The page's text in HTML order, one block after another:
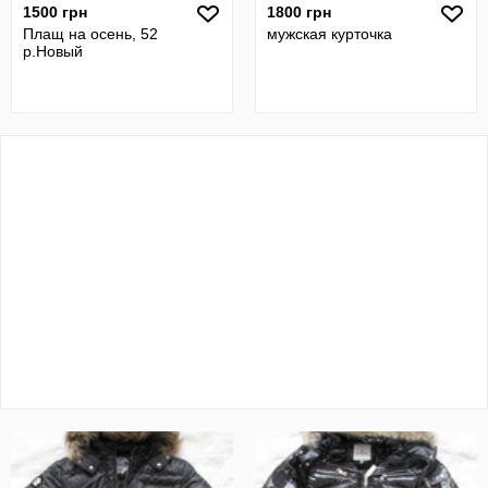
1500 грн
Плащ на осень, 52
р.Новый
1800 грн
мужская курточка